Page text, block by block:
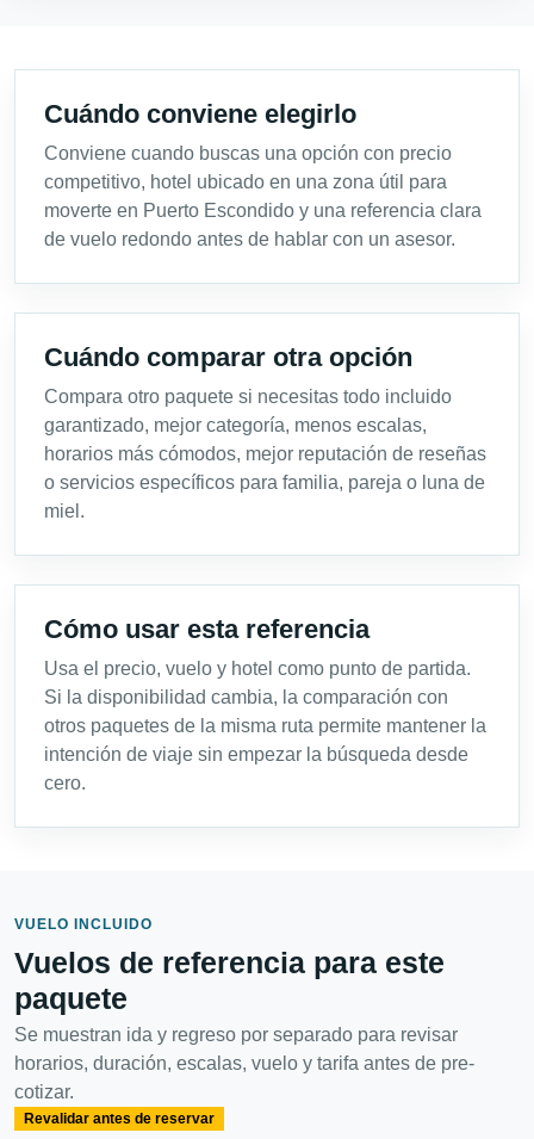
Cuándo conviene elegirlo
Conviene cuando buscas una opción con precio
competitivo, hotel ubicado en una zona útil para
moverte en Puerto Escondido y una referencia clara
de vuelo redondo antes de hablar con un asesor.
Cuándo comparar otra opción
Compara otro paquete si necesitas todo incluido
garantizado, mejor categoría, menos escalas,
horarios más cómodos, mejor reputación de reseñas
o servicios específicos para familia, pareja o luna de
miel.
Cómo usar esta referencia
Usa el precio, vuelo y hotel como punto de partida.
Si la disponibilidad cambia, la comparación con
otros paquetes de la misma ruta permite mantener la
intención de viaje sin empezar la búsqueda desde
cero.
VUELO INCLUIDO
Vuelos de referencia para este
paquete
Se muestran ida y regreso por separado para revisar
horarios, duración, escalas, vuelo y tarifa antes de pre-
cotizar.
Revalidar antes de reservar